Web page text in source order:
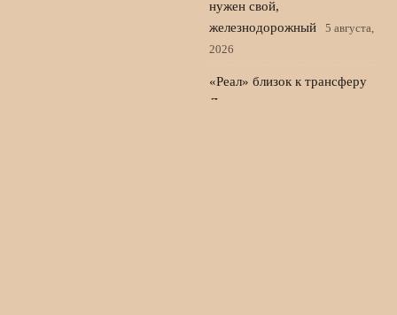
нужен свой,
железнодорожный
5 августа,
2026
«Реал» близок к трансферу
Диоманде и готов закрыть